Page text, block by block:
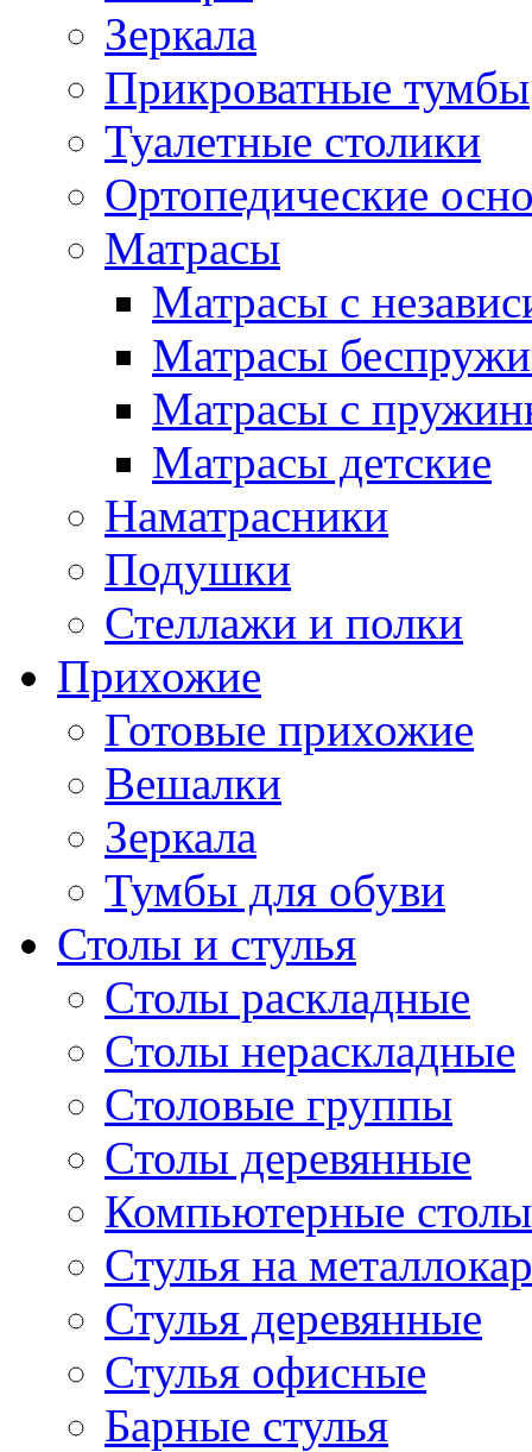
Зеркала
Прикроватные тумбы
Туалетные столики
Ортопедические
Матрасы
Матрасы с
Матрасы
Матрасы с
Матрасы детские
Наматрасники
Подушки
Стеллажи и полки
Прихожие
Готовые прихожие
Вешалки
Зеркала
Тумбы для обуви
Столы и стулья
Столы раскладные
Столы нераскладные
Столовые группы
Столы деревянные
Компьютерные столы
Стулья на
Стулья деревянные
Стулья офисные
Барные стулья